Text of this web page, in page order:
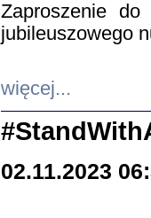
Zaproszenie do
jubileuszowego
więcej...
02.11.2023